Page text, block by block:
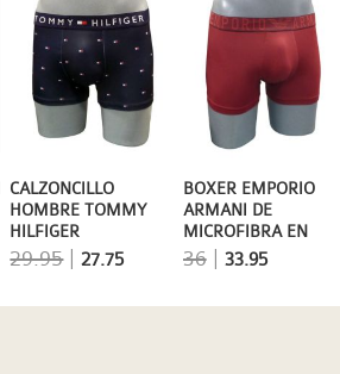
BOXER EMPORIO
ARMANI DE
MICROFIBRA EN
ROJO CEREZA
36| 33.95
CALZONCILLO
HOMBRE TOMMY
HILFIGER
MICROFIBRA AZUL
MARINO CON LOGO -
29.95|27.75